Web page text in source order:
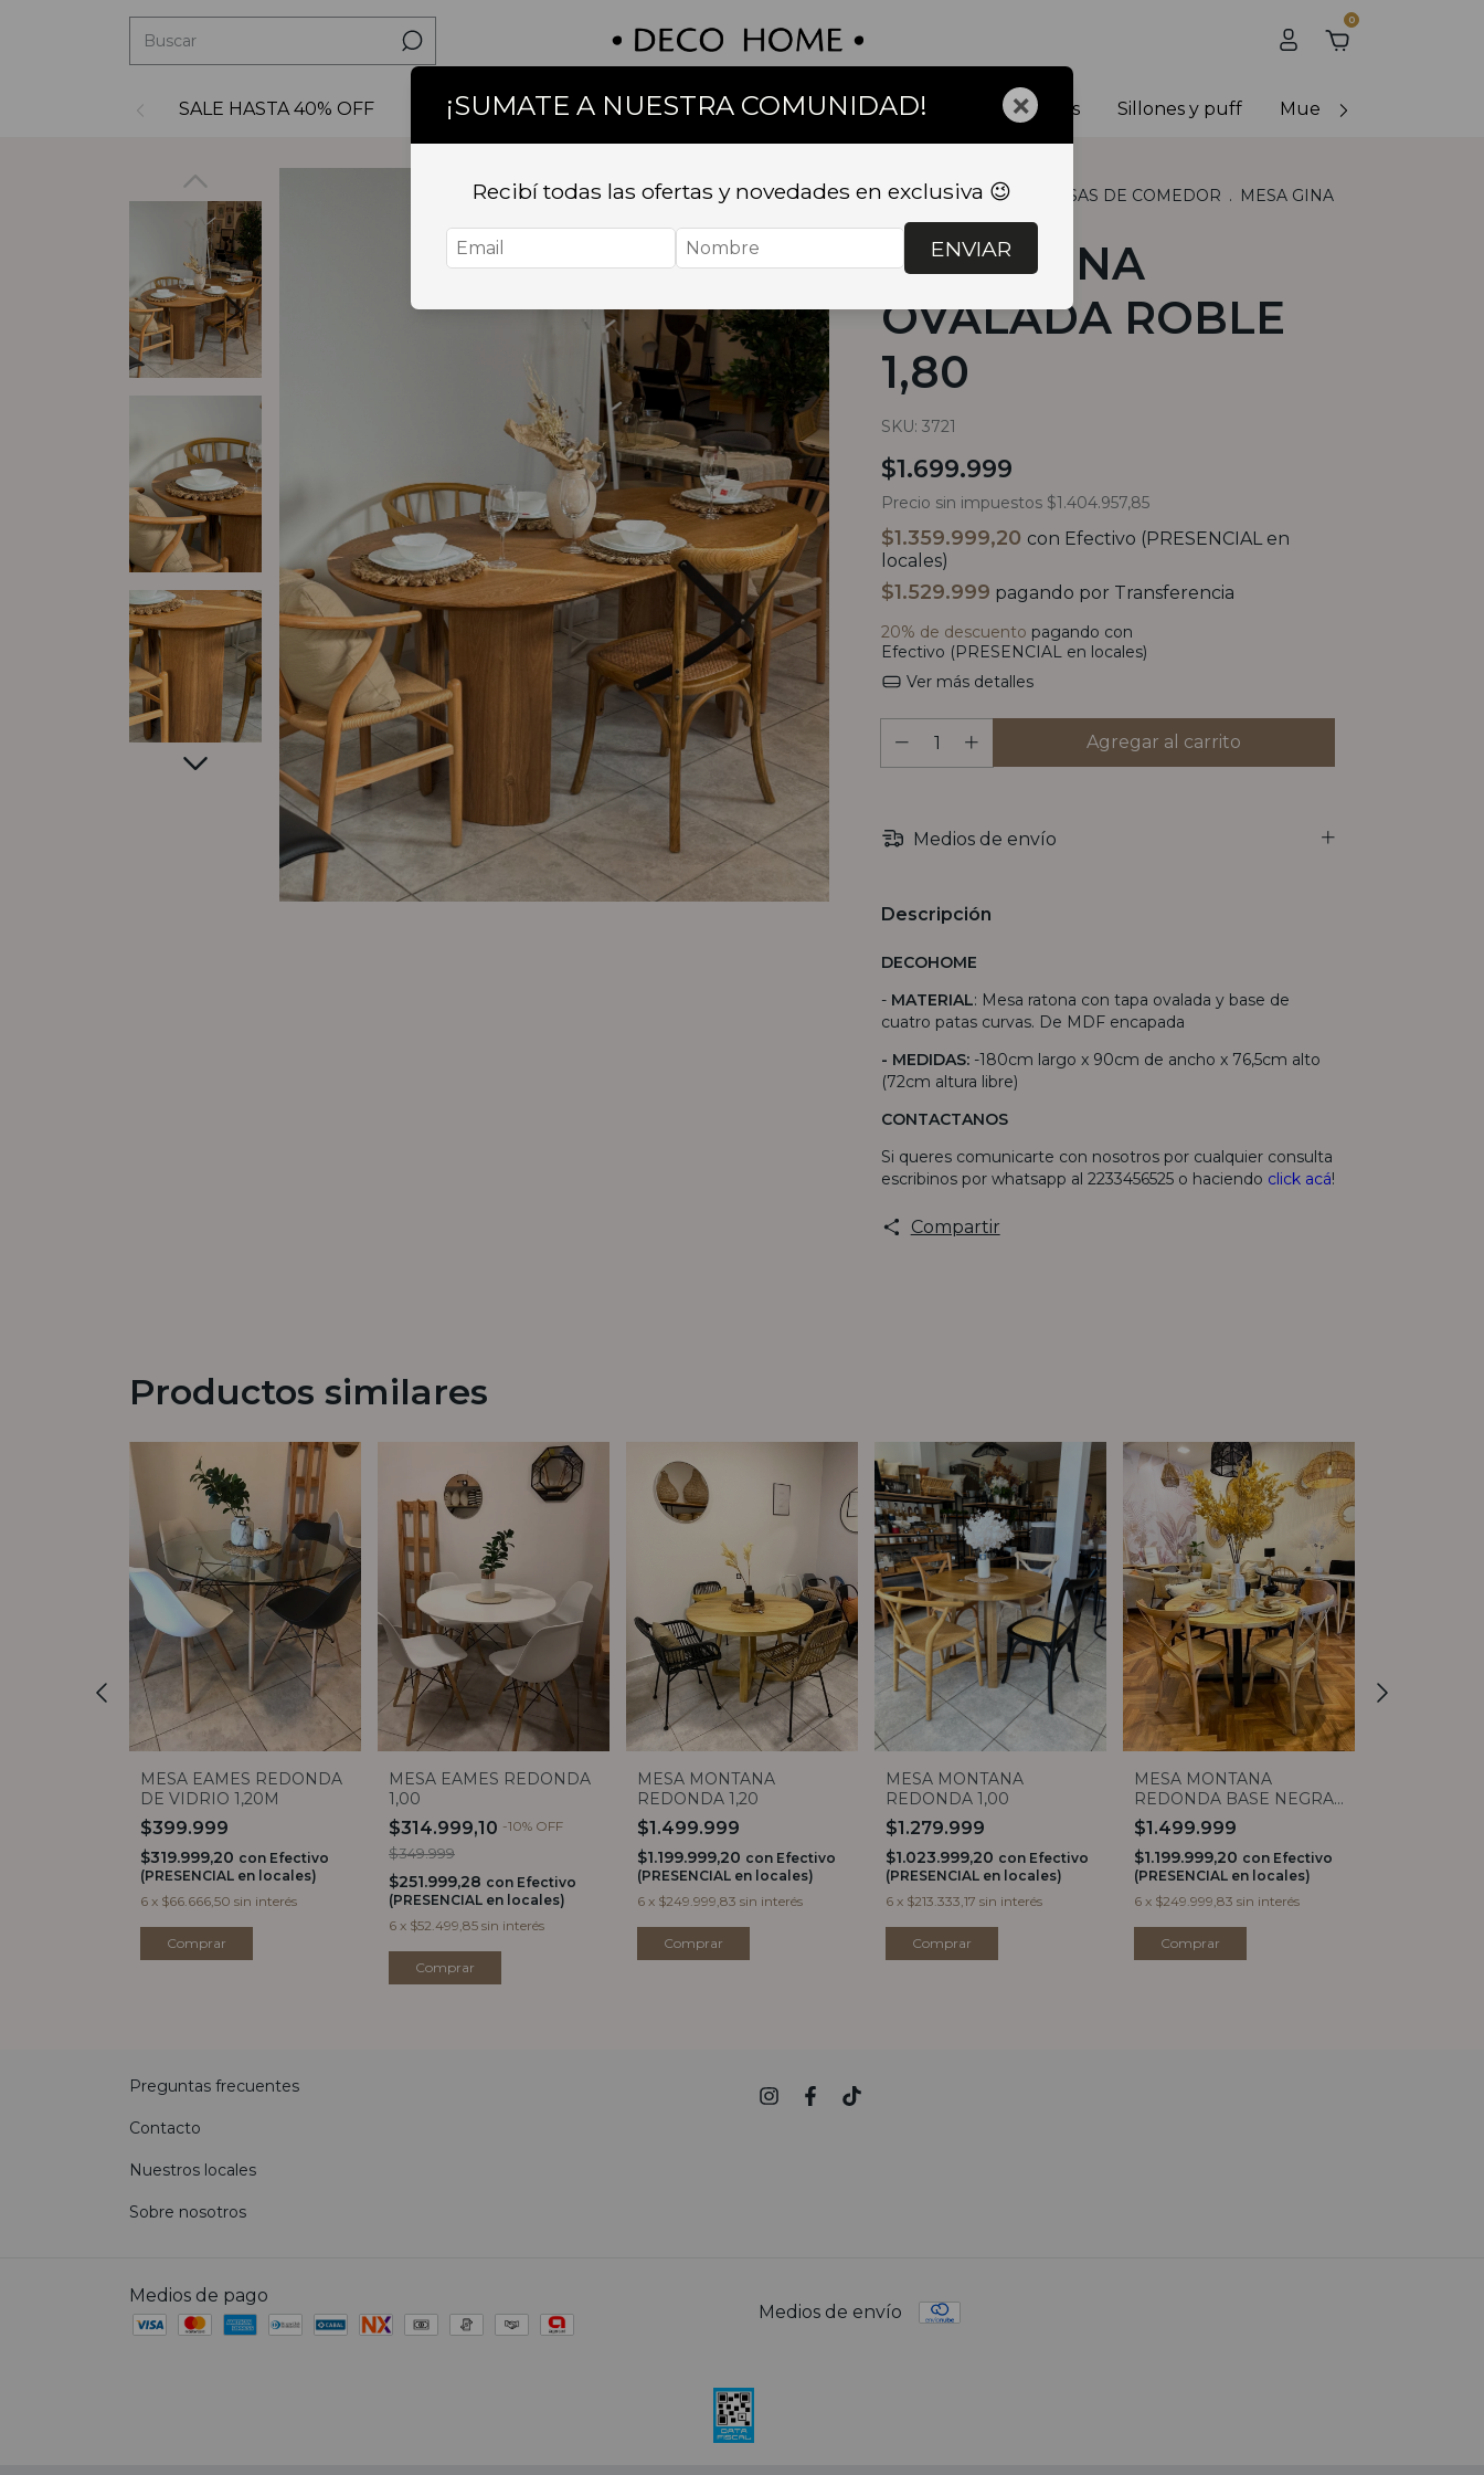
0
SALE HASTA 40% OFF Decoracion Textil Bazar Baño Muebles Sillas y banquetas Sillones y puff Muebles de exterior
Inicio . MUEBLES MESAS DE COMEDOR . MESA GINA
MESA GINA
OVALADA ROBLE
1,80
SKU: 3721
$1.699.999
Precio sin impuestos $1.404.957,85
$1.359.999,20 con Efectivo (PRESENCIAL en
locales)
$1.529.999 pagando por Transferencia
20% de descuento pagando con
Efectivo (PRESENCIAL en locales)
Ver más detalles
Medios de envío
Descripción
DECOHOME
- MATERIAL: Mesa ratona con tapa ovalada y base de
cuatro patas curvas. De MDF encapada
- MEDIDAS: -180cm largo x 90cm de ancho x 76,5cm alto
(72cm altura libre)
CONTACTANOS
Si queres comunicarte con nosotros por cualquier consulta
escribinos por whatsapp al 2233456525 o haciendo click acá!
Compartir
Productos similares
MESA EAMES REDONDA
DE VIDRIO 1,20M
$399.999
$319.999,20 con Efectivo
(PRESENCIAL en locales)
6 x $66.666,50 sin interés
MESA EAMES REDONDA
1,00
$314.999,10 -10% OFF
$349.999
$251.999,28 con Efectivo
(PRESENCIAL en locales)
6 x $52.499,85 sin interés
MESA MONTANA
REDONDA 1,20
$1.499.999
$1.199.999,20 con Efectivo
(PRESENCIAL en locales)
6 x $249.999,83 sin interés
MESA MONTANA
REDONDA 1,00
$1.279.999
$1.023.999,20 con Efectivo
(PRESENCIAL en locales)
6 x $213.333,17 sin interés
MESA MONTANA
REDONDA BASE NEGRA
1,20
$1.499.999
$1.199.999,20 con Efectivo
(PRESENCIAL en locales)
6 x $249.999,83 sin interés
Preguntas frecuentes
Contacto
Nuestros locales
Sobre nosotros
Medios de pago
Medios de envío
¡SUMATE A NUESTRA COMUNIDAD! ×
Recibí todas las ofertas y novedades en exclusiva 😉
ENVIAR